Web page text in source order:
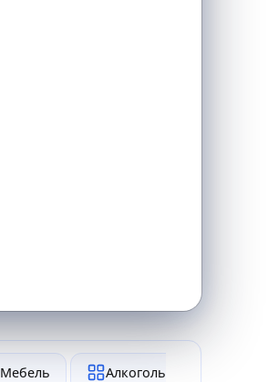
Мебель Алкоголь и табак